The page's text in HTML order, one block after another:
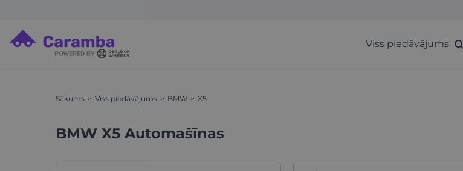
Viss piedāvājums
Sākums Viss piedāvājums BMW X5
BMW X5 Automašīnas